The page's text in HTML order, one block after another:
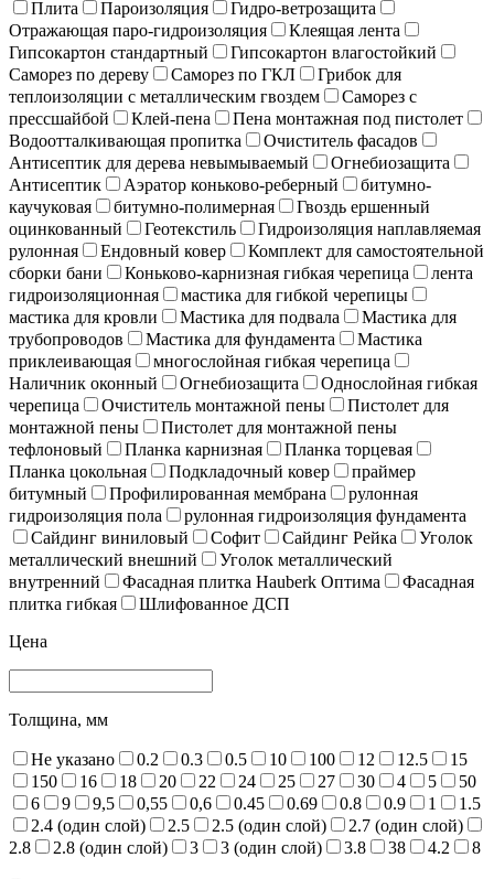
Плита Пароизоляция
Гидро-ветрозащита
Отражающая паро-гидроизоляция
Клеящая лента
Гипсокартон стандартный
Гипсокартон влагостойкий
Саморез по дереву
Саморез по ГКЛ
Грибок для
теплоизоляции с металлическим гвоздем
Саморез с
прессшайбой
Клей-пена
Пена монтажная под пистолет
Водоотталкивающая пропитка
Очиститель фасадов
Антисептик для дерева невымываемый
Огнебиозащита
Антисептик
Аэратор коньково-реберный
битумно-
каучуковая
битумно-полимерная
Гвоздь ершенный
оцинкованный
Геотекстиль
Гидроизоляция наплавляемая
рулонная
Ендовный ковер
Комплект для самостоятельной
сборки бани
Коньково-карнизная гибкая черепица
лента
гидроизоляционная
мастика для гибкой черепицы
мастика для кровли
Мастика для подвала
Мастика для
трубопроводов
Мастика для фундамента
Мастика
приклеивающая
многослойная гибкая черепица
Наличник оконный
Огнебиозащита
Однослойная гибкая
черепица
Очиститель монтажной пены
Пистолет для
монтажной пены
Пистолет для монтажной пены
тефлоновый
Планка карнизная
Планка торцевая
Планка цокольная
Подкладочный ковер
праймер
битумный
Профилированная мембрана
рулонная
гидроизоляция пола
рулонная гидроизоляция фундамента
Сайдинг виниловый
Софит Сайдинг Рейка
Уголок
металлический внешний
Уголок металлический
внутренний
Фасадная плитка Hauberk Оптима
Фасадная
плитка гибкая
Шлифованное ДСП
Цена
Толщина, мм
Не указано 0.2 0.3 0.5 10 100 12 12.5
15
150
16 18 20 22 24 25 27 30 4 5
50
6
9 9,5 0,55 0,6 0.45 0.69 0.8 0.9 1
1.5
2.4 (один слой)
2.5 2.5 (один слой)
2.7 (один слой)
2.8
2.8 (один слой) 3 3 (один слой) 3.8 38 4.2
8